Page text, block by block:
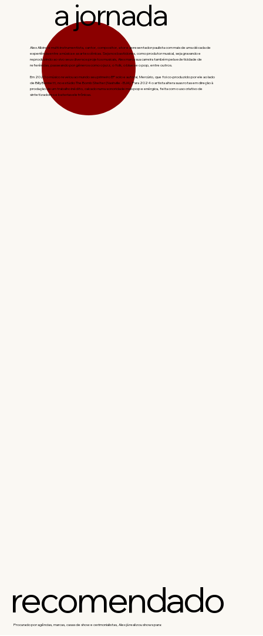
a jornada
Alex Albino é multi-instrumentista, cantor, compositor, ator e apresentador paulista com mais de uma década de
experiência entre a música e as artes cênicas. Seja nos bastidores, como produtor musical, seja gravando e
reproduzindo ao vivo seus diversos projetos musicais, Alex marca sua carreira também pela ecleticidade de
referências, passeando por gêneros como o jazz, o folk, o blues e o pop, entre outros.
Em 2020 o músico revelou ao mundo seu primeiro EP solo e autoral, Mercúrio, que foi co-produzido por ele ao lado
de Billy Bennett, no estúdio The Bomb Shelter (Nashville - EUA). Para 2024 o artista altera suas rotas em direção à
produção de um trabalho inédito, calcado numa sonoridade mais pop e enérgica, feita com o uso criativo de
sintetizadores e baterias eletrônicas.
recomendado
Procurado por agências, marcas, casas de show e cerimonialistas, Alex já realizou shows para: